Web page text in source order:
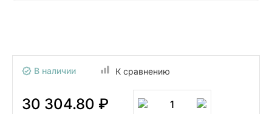
В наличии К сравнению
30 304.80 ₽ 1